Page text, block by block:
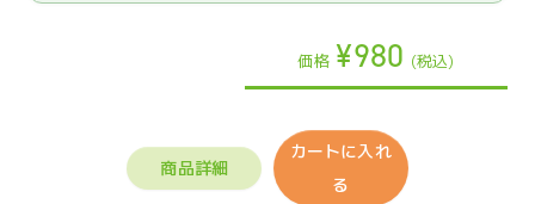
価格 ¥980 (税込)
商品詳細
カートに入れ
る